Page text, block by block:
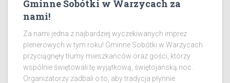
Gminne Sobótki w Warzycach za
nami!
Za nami jedna z najbardziej wyczekiwanych imprez
plenerowych w tym roku! Gminne Sobótki w Warzycach
przyciągnęły tłumy mieszkańców oraz gości, którzy
wspólnie świętowali tę wyjątkową, świętojańską noc.
Organizatorzy zadbali o to, aby tradycja płynnie